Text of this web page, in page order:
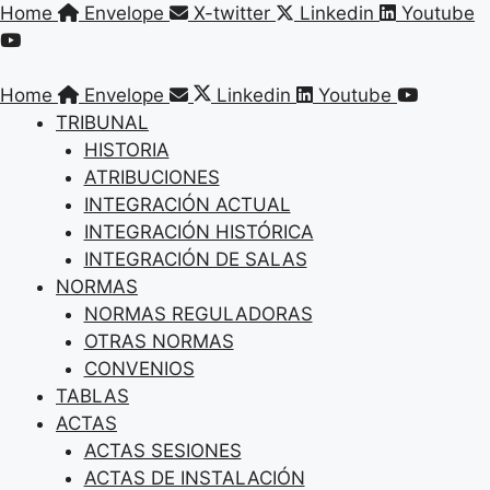
Saltar
al
Home Envelope X-twitter Linkedin Youtube
Home Envelope Linkedin
Youtube
TRIBUNAL
HISTORIA
ATRIBUCIONES
INTEGRACIÓN ACTUAL
INTEGRACIÓN HISTÓRICA
INTEGRACIÓN DE SALAS
NORMAS
NORMAS REGULADORAS
OTRAS NORMAS
CONVENIOS
TABLAS
ACTAS
ACTAS SESIONES
ACTAS DE INSTALACIÓN